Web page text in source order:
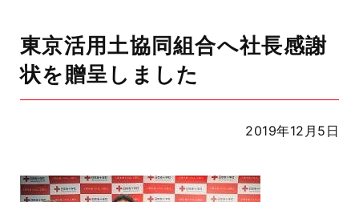
東京活用土協同組合へ社長感謝
状を贈呈しました
2019年12月5日